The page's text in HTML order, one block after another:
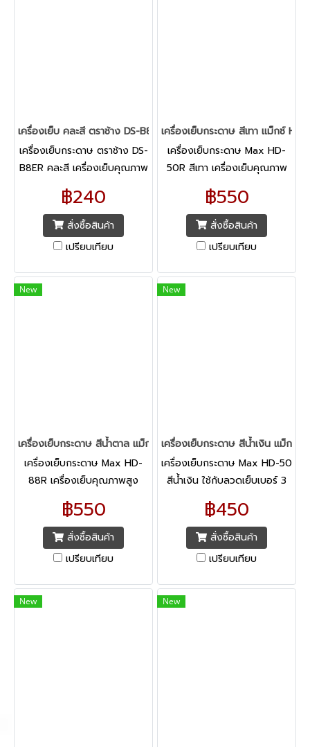
เครื่องเย็บ คละสี ตราช้าง DS-B8ER
เครื่องเย็บกระดาษ ตราช้าง DS-
B8ER คละสี เครื่องเย็บคุณภาพ
มาตรฐาน ดีไซน์ทันสมัย ให้การ
เย็บงานของคุณลื่นไหล ไม่สะดุด
฿240
สั่งซื้อสินค้า
เปรียบเทียบ
เครื่องเย็บกระดาษ สีเทา แม็กซ์ HD-
เครื่องเย็บกระดาษ Max HD-
50R สีเทา เครื่องเย็บคุณภาพ
฿550
สั่งซื้อสินค้า
เปรียบเทียบ
New
เครื่องเย็บกระดาษ สีน้ำตาล แม็กซ์ HD-88R
เครื่องเย็บกระดาษ Max HD-
88R เครื่องเย็บคุณภาพสูง
฿550
สั่งซื้อสินค้า
เปรียบเทียบ
New
เครื่องเย็บกระดาษ สีน้ำเงิน แม็กซ์
เครื่องเย็บกระดาษ Max HD-50
สีน้ำเงิน ใช้กับลวดเย็บเบอร์ 3
(24/6) และ 35
฿450
สั่งซื้อสินค้า
เปรียบเทียบ
New New